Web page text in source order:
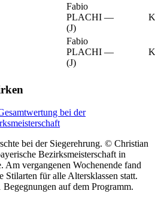
Fabio
PLACHI
(J)
—
Fabio
PLACHI
(J)
—
bei der
bei der Siegerehrung. © Christian
Bezirksmeisterschaft in
Am vergangenen Wochenende fand
Stilarten für alle Altersklassen statt.
Begegnungen auf dem Programm.